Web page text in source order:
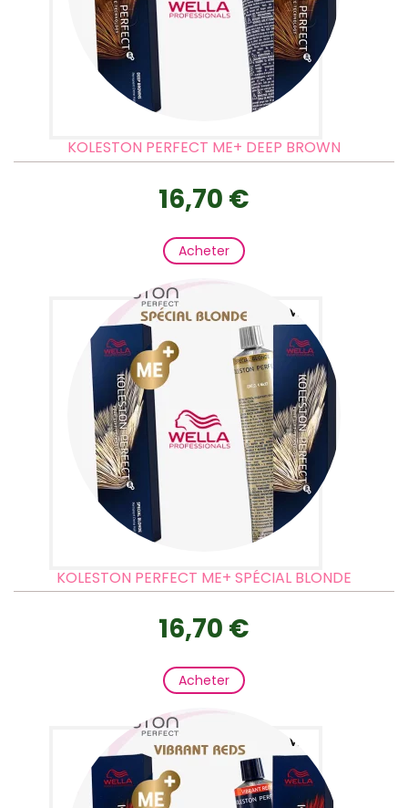
KOLESTON PERFECT ME+ DEEP BROWN
16,70 €
Acheter
KOLESTON PERFECT ME+ SPÉCIAL BLONDE
16,70 €
Acheter